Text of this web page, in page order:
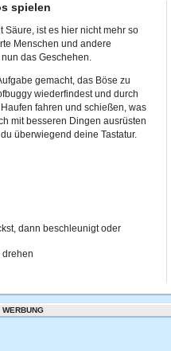
spielen
Säure, ist es hier nicht mehr so
Menschen und andere
das Geschehen.
gemacht, das Böse zu
wiederfindest und durch
fahren und schießen, was
mit besseren Dingen ausrüsten
überwiegend deine Tastatur.
dann beschleunigt oder
drehen
WERBUNG